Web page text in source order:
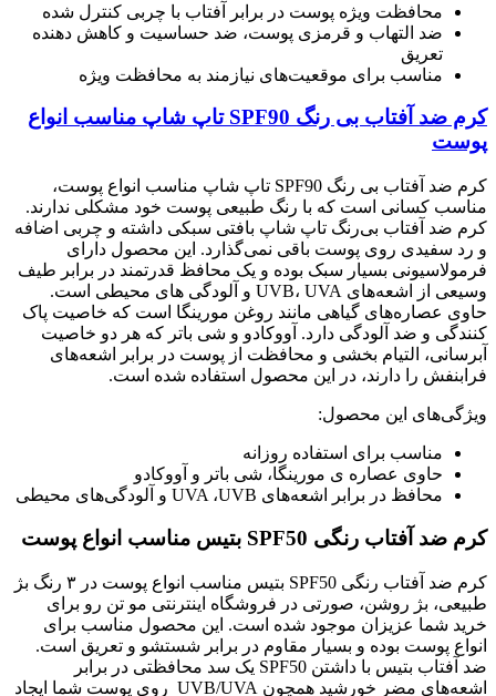
محافظت ویژه پوست در برابر آفتاب با چربی کنترل شده
ضد التهاب و قرمزی پوست، ضد حساسیت و کاهش دهنده
تعریق
مناسب برای موقعیت‌های نیازمند به محافظت ویژه
کرم ضد آفتاب بی رنگ SPF90 تاپ شاپ مناسب انواع
پوست
کرم ضد آفتاب بی رنگ SPF90 تاپ شاپ مناسب انواع پوست،
مناسب کسانی است که با رنگ طبیعی پوست خود مشکلی ندارند.
کرم ضد آفتاب بی‌رنگ تاپ شاپ بافتی سبکی داشته و چربی اضافه
و رد سفیدی روی پوست باقی نمی‌گذارد. این محصول دارای
فرمولاسیونی بسیار سبک بوده و یک محافظ قدرتمند در برابر طیف
وسیعی از اشعه‌‌های UVB، UVA و آلودگی های محیطی است.
حاوی عصاره‌های گیاهی مانند روغن مورینگا است که خاصیت پاک
کنندگی و ضد آلودگی دارد. آووکادو و شی باتر که هر دو خاصیت
آبرسانی، التیام بخشی و محافظت از پوست در برابر اشعه‌های
فرابنفش را دارند، در این محصول استفاده شده است.
ویژگی‌های این محصول:
مناسب برای استفاده روزانه
حاوی عصاره ی مورینگا، شی باتر و آووکادو
محافظ در برابر اشعه‌های UVA ،UVB و آلودگی‌های محیطی
کرم ضد آفتاب رنگی SPF50 بتیس مناسب انواع پوست
کرم ضد آفتاب رنگی SPF50 بتیس مناسب انواع پوست در ۳ رنگ بژ
طبیعی، بژ روشن، صورتی در فروشگاه اینترنتی مو تن رو برای
خرید شما عزیزان موجود شده است. این محصول مناسب برای
انواع پوست بوده و بسیار مقاوم در برابر شستشو و تعریق است.
ضد آفتاب بتیس با داشتن SPF50 یک سد محافظتی در برابر
اشعه‌های مضر خورشید همچون UVB/UVA روی پوست شما ایجاد